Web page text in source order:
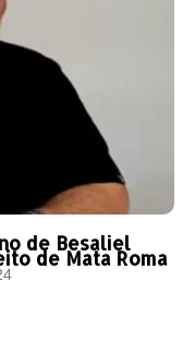
de Besaliel
de Mata Roma